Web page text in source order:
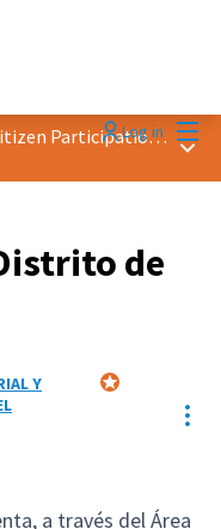
Log in
2018 Award &quot;Best Practice in Citizen Participation&quot; Main
de
Y
Official
a través del Área